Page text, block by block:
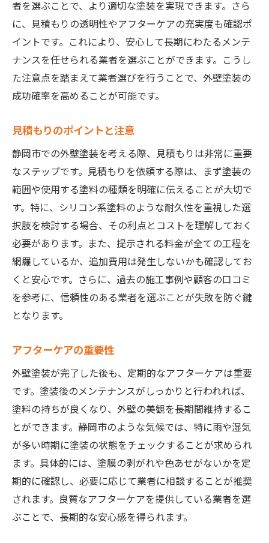
者を選ぶことで、より適切な塗装を実現できます。さら
に、見積もりの透明性やアフターケアの充実度も確認ポ
イントです。これにより、安心して長期にわたるメンテ
ナンスを任せられる業者を選ぶことができます。こうし
た注意点を踏まえて業者選びを行うことで、外壁塗装の
成功確率を高めることが可能です。
見積もりのポイントと注意
静岡市での外壁塗装を考える際、見積もりは非常に重要
なステップです。見積もりを依頼する際は、まず塗装の
範囲や使用する塗料の種類を明確に伝えることが大切で
す。特に、シリコン系塗料のような耐久性を重視した選
択肢を検討する場合、その利点とコストを理解しておく
必要があります。また、提示される料金が全ての工程を
網羅しているか、追加費用は発生しないかも確認してお
くと安心です。さらに、過去の施工事例や顧客の口コミ
を参考に、信頼性のある業者を選ぶことが失敗を防ぐ鍵
となります。
アフターケアの重要性
外壁塗装が完了した後も、定期的なアフターケアは重要
です。塗装後のメンテナンスがしっかりと行われれば、
塗料の持ちが良くなり、外壁の美観を長期間維持するこ
とができます。静岡市のような気候では、特に雨や湿気
が多い時期に塗装の状態をチェックすることが求められ
ます。具体的には、塗膜の剥がれや色あせがないかを定
期的に確認し、必要に応じて業者に相談することが推奨
されます。良質なアフターケアを提供している業者を選
ぶことで、長期的な安心感を得られます。